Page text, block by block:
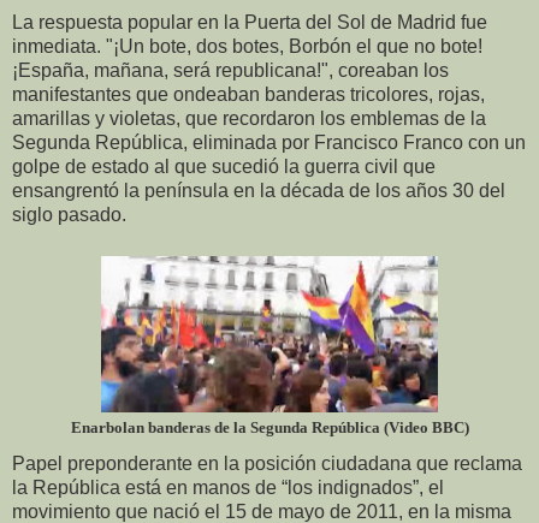
La respuesta popular en la Puerta del Sol de Madrid fue
inmediata. "¡Un bote, dos botes, Borbón el que no bote!
¡España, mañana, será republicana!", coreaban los
manifestantes que ondeaban banderas tricolores, rojas,
amarillas y violetas, que recordaron los emblemas de la
Segunda República, eliminada por Francisco Franco con un
golpe de estado al que sucedió la guerra civil que
ensangrentó la península en la década de los años 30 del
siglo pasado.
Enarbolan banderas de la Segunda República (Video BBC)
Papel preponderante en la posición ciudadana que reclama
la República está en manos de “los indignados”, el
movimiento que nació el 15 de mayo de 2011, en la misma